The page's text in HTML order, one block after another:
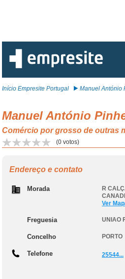
Início Empresite Portugal Manuel António
Manuel António
Comércio por grosso de outras
(0 votos)
Endereço e contato
Morada R
Ver
Freguesia UNIAO
Concelho PORTO
Telefone 25544...